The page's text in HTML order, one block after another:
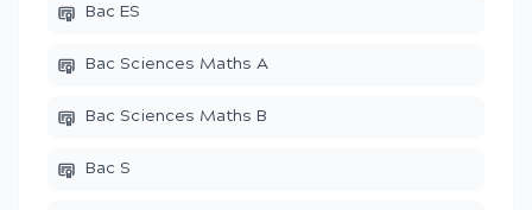
Bac ES
Bac Sciences Maths A
Bac Sciences Maths B
Bac S